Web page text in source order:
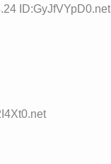
ID:GyJfVYpD0.net